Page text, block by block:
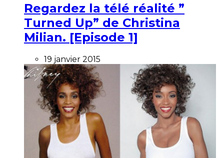
Regardez la télé réalité ”
Turned Up” de Christina
Milian. [Episode 1]
19 janvier 2015